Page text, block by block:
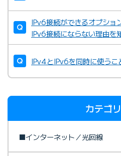
IPv6接続ができるオプショ
IPv6接続にならない理由を
IPv4とIPv6を同時に使うこ
カテゴ
■インターネット／光回線